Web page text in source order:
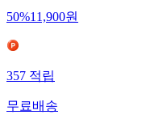
50%11,900원
357적립
무료배송